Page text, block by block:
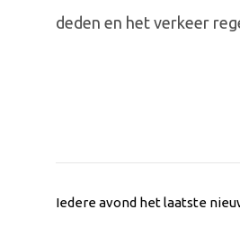
deden en het verkeer
Iedere avond het laatste